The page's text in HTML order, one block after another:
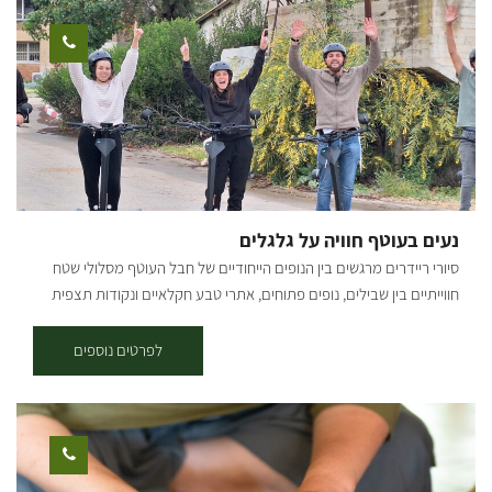
לבקר בגלריה בתאום מראש. (לא בשבת)
לבישול ולצאת לדרך עצמאית - כך נולדה מסעדת גאטו איטליאנו אשר
שגשגה במשך 9 שנים. סגנון הבישול נע על התפר שבין גורמה לכפרי ויוצר
פיוז'ן של טעמים - שילוב בין המאכלים של פעם לבין הטרנדים של המטבח
העכשווי. הוא מתאפיין בחומרי גלם משובחים וטריים בעלי ערך תזונתי גבוה
אשר חלקם אף מגיע מגינת הירק. הסדנאות מועברות במושב שרשרת
שבדרום, יתר השירותים ניתנים מאיזור הדרום (וצפון הנגב) ועד מרכז
הארץ. ניתן לרכוש במקום יינות טבעיים ללא חומרים משמרים (בתאום
וארוחות של השף רודד אצל השף רודד במושב שרשרת - ימי שישי ביקב
רודד אחרי הפסקה ביום שישי נפתח לקהל הרחב את היקב שלנו, בואו
להתפנק בטעימות יין, תפריט בשרי עשיר, סיורים ביקב, טיול במשק ועוד…
לרגל הפתיחה טעימה של 2 סוגי יין - בחינם! אז מחכים לכם כל יום שישי בין
נעים בעוטף חוויה על גלגלים
סיורי ריידרים מרגשים בין הנופים הייחודיים של חבל העוטף מסלולי שטח
חווייתיים בין שבילים, נופים פתוחים, אתרי טבע חקלאיים ונקודות תצפית
האישית ומהסיפור המקומי והכל באווירה קלילה, מהנה ובטוחה. משך הסיור
בין שעה לשעתיים (בהתאם לבחירה). למי זה מתאים: הרכיבה מגיל 16
ומעלה , ילדים בגילאי 1-4 במושב רתום מאחורה, ילדים בגילאי 5-12 ניתן
להרכיב עם ההורה. * יש להגיע עם נעליים סגורות ולחתום על הצהרת
בריאות. שעות פעילות: ימים א'-ו' בתיאום מראש. להזמנות:
לפרטים נוספים